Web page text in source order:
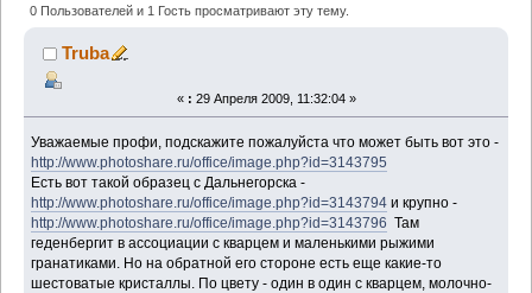
быть? (Прочитано 8572 раз)
0 Пользователей и 1 Гость просматривают эту тему.
Truba
« : 29 Апреля 2009, 11:32:04 »
Уважаемые профи, подскажите пожалуйста что может быть вот это -
http://www.photoshare.ru/office/image.php?id=3143795
Есть вот такой образец с Дальнегорска -
http://www.photoshare.ru/office/image.php?id=3143794 и крупно -
http://www.photoshare.ru/office/image.php?id=3143796 Там
геденбергит в ассоциации с кварцем и маленькими рыжими
гранатиками. Но на обратной его стороне есть еще какие-то
шестоватые кристаллы. По цвету - один в один с кварцем, молочно-